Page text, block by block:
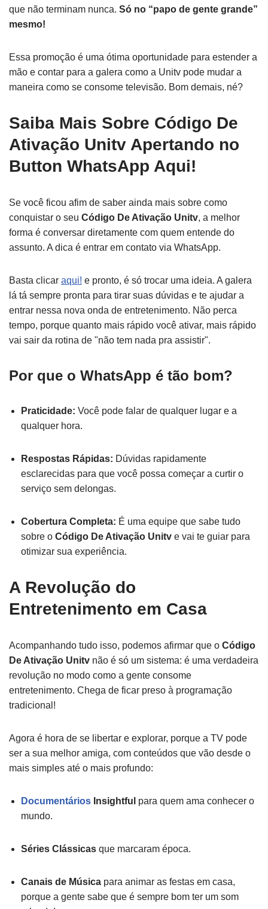
que não terminam nunca. Só no “papo de gente grande”
mesmo!
Essa promoção é uma ótima oportunidade para estender a
mão e contar para a galera como a Unitv pode mudar a
maneira como se consome televisão. Bom demais, né?
Saiba Mais Sobre Código De
Ativação Unitv Apertando no
Button WhatsApp Aqui!
Se você ficou afim de saber ainda mais sobre como
conquistar o seu Código De Ativação Unitv, a melhor
forma é conversar diretamente com quem entende do
assunto. A dica é entrar em contato via WhatsApp.
Basta clicar aqui! e pronto, é só trocar uma ideia. A galera
lá tá sempre pronta para tirar suas dúvidas e te ajudar a
entrar nessa nova onda de entretenimento. Não perca
tempo, porque quanto mais rápido você ativar, mais rápido
vai sair da rotina de "não tem nada pra assistir".
Por que o WhatsApp é tão bom?
Praticidade: Você pode falar de qualquer lugar e a
qualquer hora.
Respostas Rápidas: Dúvidas rapidamente
esclarecidas para que você possa começar a curtir o
serviço sem delongas.
Cobertura Completa: É uma equipe que sabe tudo
sobre o Código De Ativação Unitv e vai te guiar para
otimizar sua experiência.
A Revolução do
Entretenimento em Casa
Acompanhando tudo isso, podemos afirmar que o Código
De Ativação Unitv não é só um sistema: é uma verdadeira
revolução no modo como a gente consome
entretenimento. Chega de ficar preso à programação
tradicional!
Agora é hora de se libertar e explorar, porque a TV pode
ser a sua melhor amiga, com conteúdos que vão desde o
mais simples até o mais profundo:
Documentários Insightful para quem ama conhecer o
mundo.
Séries Clássicas que marcaram época.
Canais de Música para animar as festas em casa,
porque a gente sabe que é sempre bom ter um som